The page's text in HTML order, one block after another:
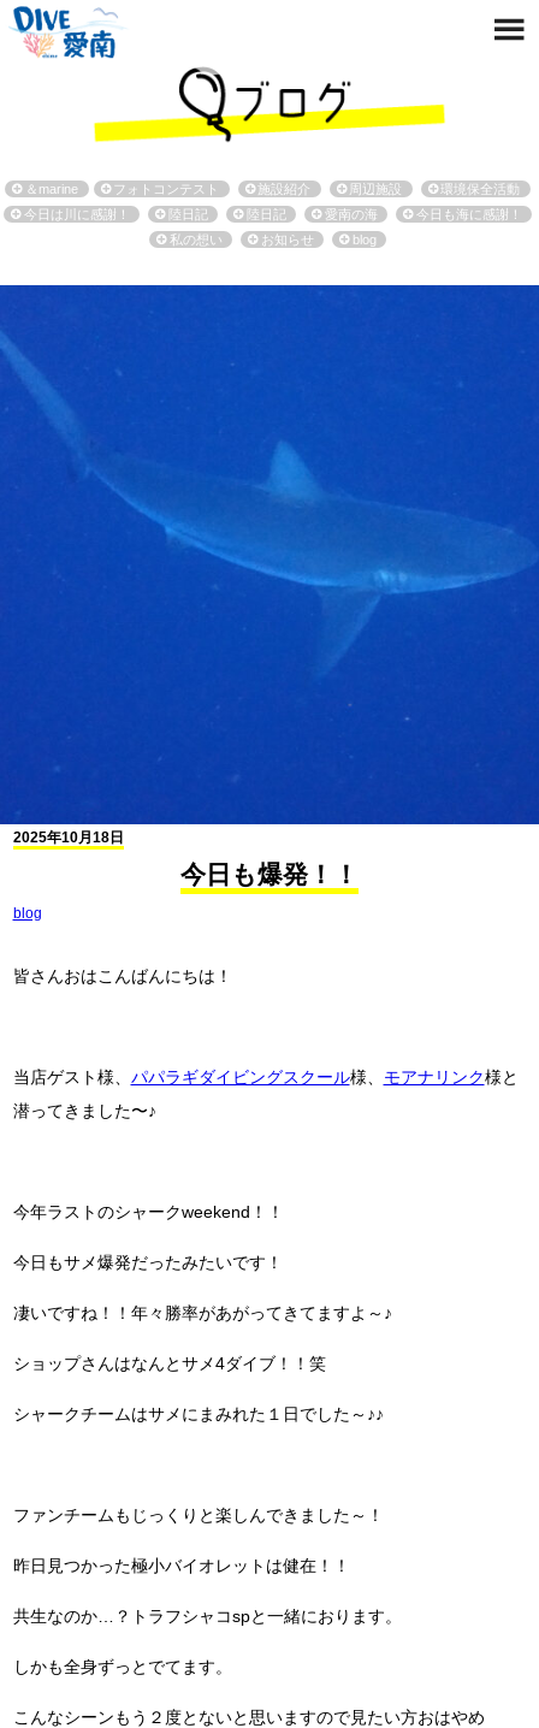
＆marine フォトコンテスト 施設紹介 周辺施設
環境保全活動
今日は川に感謝！
陸日記 陸日記 愛南の海
今日も海に感謝！
私の想い
お知らせ blog
2025年10月18日
今日も爆発！！
blog
皆さんおはこんばんにちは！
当店ゲスト様、 パパラギダイビングスクール様、 モアナリンク様と
潜ってきました〜♪
今年ラストのシャークweekend！！
今日もサメ爆発だったみたいです！
凄いですね！！年々勝率があがってきてますよ～♪
ショップさんはなんとサメ4ダイブ！！笑
シャークチームはサメにまみれた１日でした～♪♪
ファンチームもじっくりと楽しんできました～！
昨日見つかった極小バイオレットは健在！！
共生なのか…？トラフシャコspと一緒におります。
しかも全身ずっとでてます。
こんなシーンもう２度とないと思いますので見たい方おはやめ